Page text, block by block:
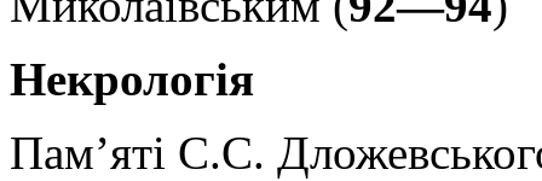
Некрологія
Пам’яті С.С.